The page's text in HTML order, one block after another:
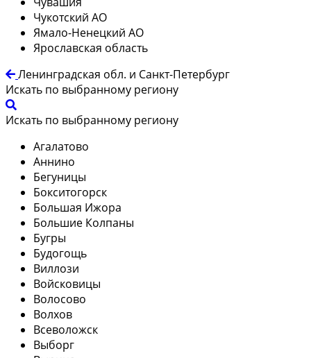
Чукотский АО
Ямало-Ненецкий АО
Ярославская область
Ленинградская обл. и Санкт-Петербург
Искать по выбранному региону
Искать по выбранному региону
Агалатово
Аннино
Бегуницы
Бокситогорск
Большая Ижора
Большие Колпаны
Бугры
Будогощь
Виллози
Войсковицы
Волосово
Волхов
Всеволожск
Выборг